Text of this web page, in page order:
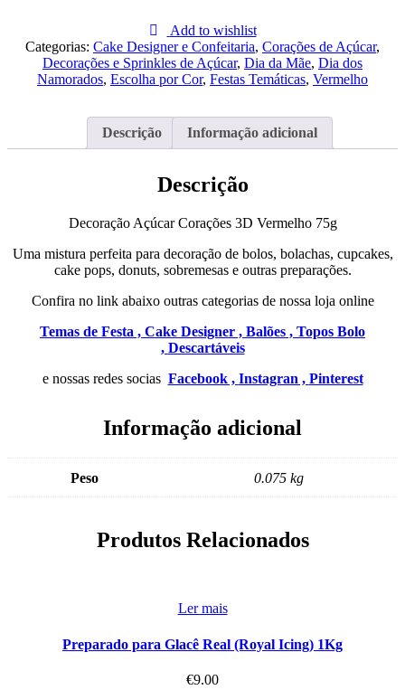
Corações
Vermelho
Add to wishlist
Categorias: Cake Designer e Confeitaria, Corações de Açúcar,
Decorações e Sprinkles de Açúcar, Dia da Mãe, Dia dos
Namorados, Escolha por Cor, Festas Temáticas, Vermelho
Descrição Informação adicional
Descrição
Decoração Açúcar Corações 3D Vermelho 75g
Uma mistura perfeita para decoração de bolos, bolachas, cupcakes,
cake pops, donuts, sobremesas e outras preparações.
Confira no link abaixo outras categorias de nossa loja online
Temas de Festa , Cake Designer , Balões , Topos Bolo
, Descartáveis
e nossas redes socias Facebook , Instagran , Pinterest
Informação adicional
Peso 0.075 kg
Produtos Relacionados
Ler mais
Preparado para Glacê Real (Royal Icing) 1Kg
€9.00